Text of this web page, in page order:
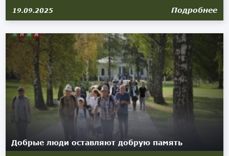
19.09.2025 Подробнее
Добрые люди оставляют добрую память